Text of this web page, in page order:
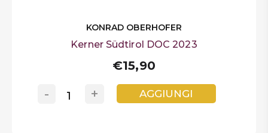
KONRAD OBERHOFER
Kerner Südtirol DOC 2023
€15,90
+
- AGGIUNGI